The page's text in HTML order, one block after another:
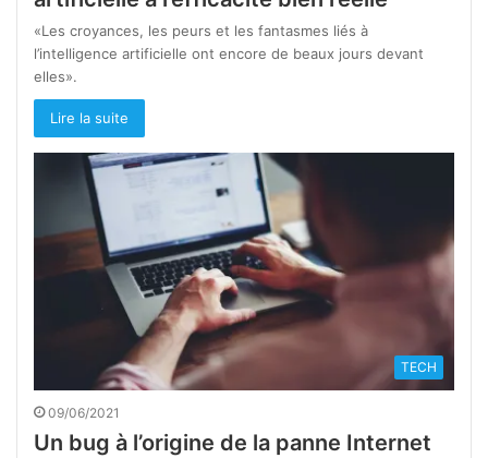
«Les croyances, les peurs et les fantasmes liés à
l’intelligence artificielle ont encore de beaux jours devant
elles».
Lire la suite
TECH
09/06/2021
Un bug à l’origine de la panne Internet